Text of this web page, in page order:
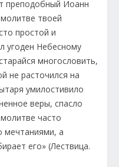
преподобный Иоанн
твоей
простой и
угоден Небесному
многословить,
не расточился на
умилостивило
веры, спасло
часто
мечтаниями, а
его» (Лествица.